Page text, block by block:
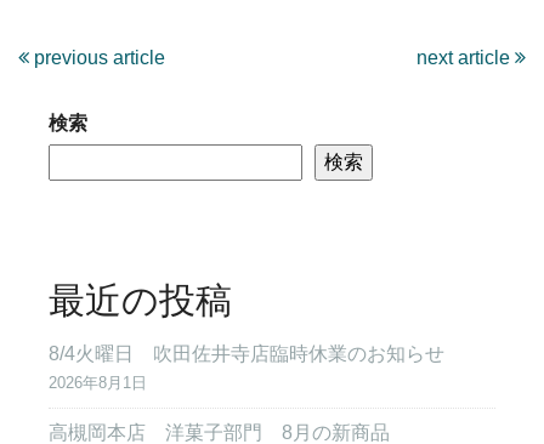
previous article next article
検索
検索
最近の投稿
8/4火曜日 吹田佐井寺店臨時休業のお知らせ
2026年8月1日
高槻岡本店 洋菓子部門 8月の新商品